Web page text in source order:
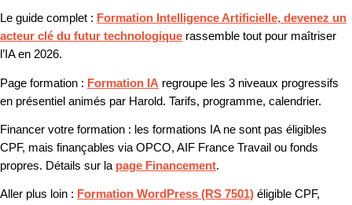
Le guide complet : Formation Intelligence Artificielle, devenez un
acteur clé du futur technologique rassemble tout pour maîtriser
l’IA en 2026.
Page formation : Formation IA regroupe les 3 niveaux progressifs
en présentiel animés par Harold. Tarifs, programme, calendrier.
Financer votre formation : les formations IA ne sont pas éligibles
CPF, mais finançables via OPCO, AIF France Travail ou fonds
propres. Détails sur la page Financement.
Aller plus loin : Formation WordPress (RS 7501) éligible CPF,